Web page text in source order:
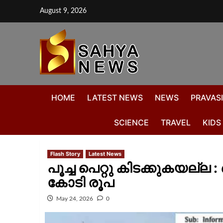
August 9, 2026
HOME LATEST NEWS NEWS PRAVASI
SCIENCE TRAVEL KIDS
Flash Story Latest News
പൂച്ച പെറ്റു കിടക്കുകയല്ല
കോടി രൂപ
May 24, 2026 0